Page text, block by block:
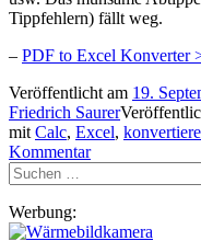
Tippfehlern) fällt weg.
– PDF to Excel Konverter
Veröffentlicht am 19.
Friedrich Saurer
mit Calc, Excel,
Kommentar
Suchen
nach:
Werbung: